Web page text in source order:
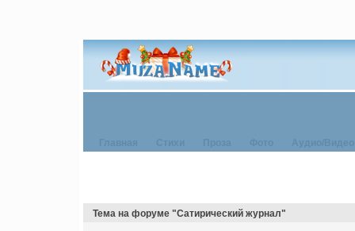
Тема на форуме "Сатирический журнал"